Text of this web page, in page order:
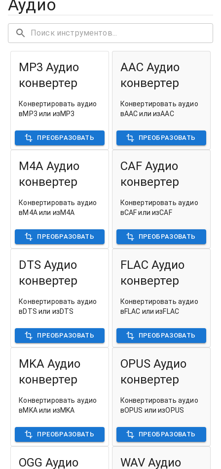
Аудио
MP3 Аудио
конвертер
Конвертировать аудио
вMP3 или изMP3
ПРЕОБРАЗОВАТЬ
AAC Аудио
конвертер
Конвертировать аудио
вAAC или изAAC
ПРЕОБРАЗОВАТЬ
M4A Аудио
конвертер
Конвертировать аудио
вM4A или изM4A
ПРЕОБРАЗОВАТЬ
CAF Аудио
конвертер
Конвертировать аудио
вCAF или изCAF
ПРЕОБРАЗОВАТЬ
DTS Аудио
конвертер
Конвертировать аудио
вDTS или изDTS
ПРЕОБРАЗОВАТЬ
FLAC Аудио
конвертер
Конвертировать аудио
вFLAC или изFLAC
ПРЕОБРАЗОВАТЬ
MKA Аудио
конвертер
Конвертировать аудио
вMKA или изMKA
ПРЕОБРАЗОВАТЬ
OPUS Аудио
конвертер
Конвертировать аудио
вOPUS или изOPUS
ПРЕОБРАЗОВАТЬ
OGG Аудио
WAV Аудио